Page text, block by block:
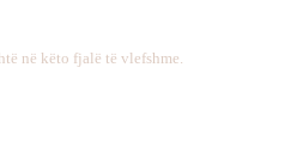
në këto fjalë të vlefshme.